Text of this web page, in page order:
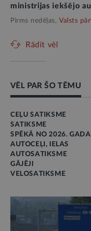
ministrijas iekšējo
Pirms nedēļas, Valsts
Rādīt vēl
VĒL PAR ŠO TĒMU
CEĻU SATIKSME
SATIKSME
SPĒKĀ NO 2026.
AUTOCEĻI, IELAS
AUTOSATIKSME
GĀJĒJI
VELOSATIKSME